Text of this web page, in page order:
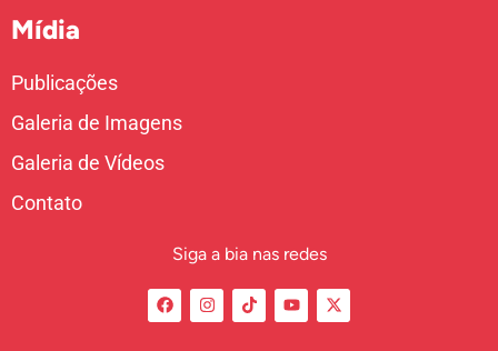
Mídia
Publicações
Galeria de Imagens
Galeria de Vídeos
Contato
Siga a bia nas redes